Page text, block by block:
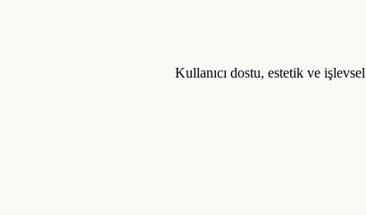
Kullanıcı dostu, estetik ve